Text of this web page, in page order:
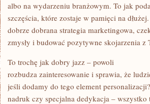
albo na wydarzeniu branżowym. To jak
szczęścia, które zostaje w pamięci na
dobrze dobrana strategia marketingowa,
zmysły i budować pozytywne skojarzenia z
To trochę jak dobry jazz – powoli
rozbudza zainteresowanie i sprawia, że
jeśli dodamy do tego element
nadruk czy specjalna dedykacja – wszystko